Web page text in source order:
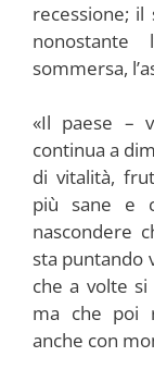
recessione;
nonostante
sommersa,
«Il paese –
continua a
di vitalità,
più sane e
nascondere
sta puntando
che a volte
ma che poi
anche con